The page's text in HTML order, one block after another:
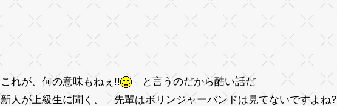
これが、何の意味もねぇ!!
と言うのだから酷い話だ
新人が上級生に聞く、 先輩はボリンジャーバンドは見てないですよね?